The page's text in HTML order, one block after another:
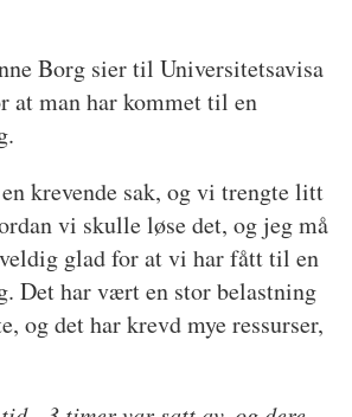
Borg sier til Universitetsavisa
at man har kommet til en
krevende sak, og vi trengte litt
vi skulle løse det, og jeg må
glad for at vi har fått til en
Det har vært en stor belastning
og det har krevd mye ressurser,